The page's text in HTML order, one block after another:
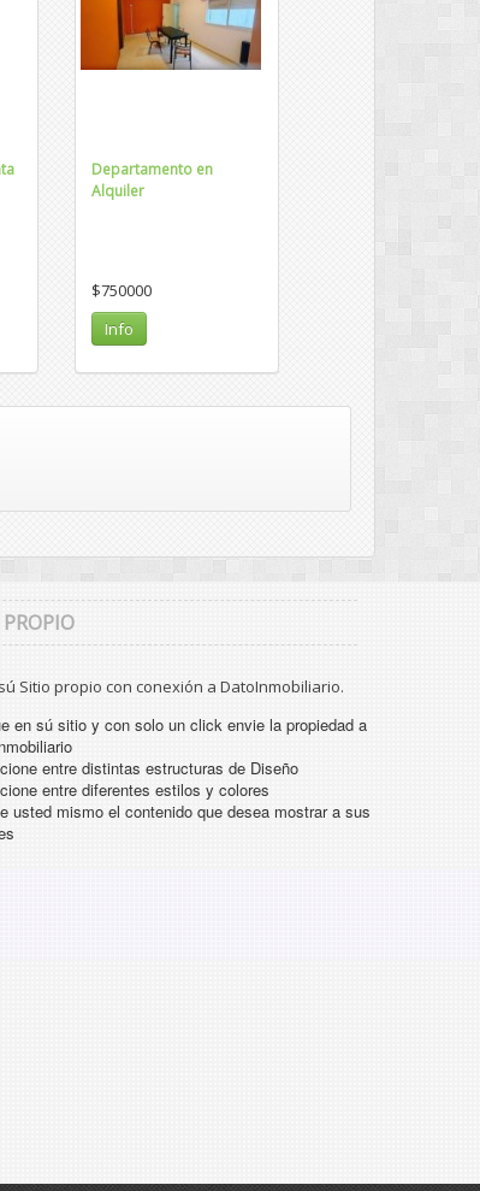
Departamento en
Alquiler
$750000
Info
Sitio propio con conexión a DatoInmobiliario.
en sú sitio y con solo un click envie la propiedad a
entre distintas estructuras de Diseño
entre diferentes estilos y colores
usted mismo el contenido que desea mostrar a sus